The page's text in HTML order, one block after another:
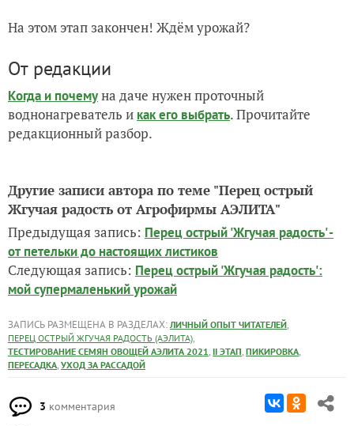
На этом этап закончен! Ждём урожай?
От редакции
Когда и почемуна даче нужен проточный
воднонагреватель и как его выбрать. Прочитайте
редакционный разбор.
Другие записи автора по теме "Перец острый
Жгучая радость от Агрофирмы АЭЛИТА"
Предыдущая запись: Перец острый 'Жгучая радость' -
от петельки до настоящих листиков
Следующая запись: Перец острый 'Жгучая радость':
мой супермаленький урожай
ЗАПИСЬ РАЗМЕЩЕНА В РАЗДЕЛАХ: ЛИЧНЫЙ ОПЫТ ЧИТАТЕЛЕЙ,
ПЕРЕЦ ОСТРЫЙ ЖГУЧАЯ РАДОСТЬ (АЭЛИТА),
ТЕСТИРОВАНИЕ СЕМЯН ОВОЩЕЙ АЭЛИТА 2021, II ЭТАП, ПИКИРОВКА,
ПЕРЕСАДКА, УХОД ЗА РАССАДОЙ
3 комментария